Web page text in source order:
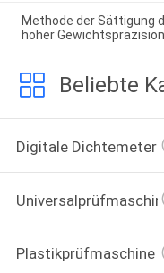
Methode der Sättigung
hoher Gewichtspräzision
Beliebte
Digitale Dichtemeter
Plastikprüfmaschine